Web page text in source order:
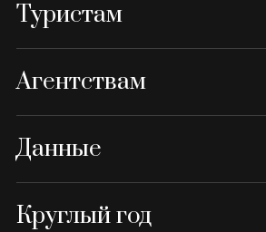
Туристам
Агентствам
Данные
Круглый год